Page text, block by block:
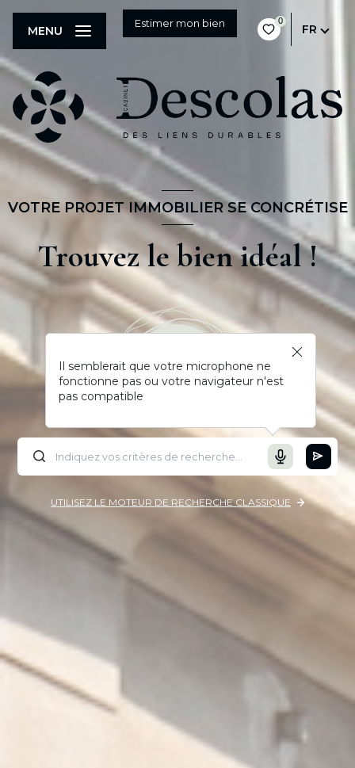
Estimer mon bien 0
FR
MENU
VOTRE PROJET IMMOBILIER SE CONCRÉTISE
Trouvez le bien idéal !
Il semblerait que votre microphone ne
fonctionne pas ou votre navigateur n'est
pas compatible
UTILISEZ LE MOTEUR DE RECHERCHE CLASSIQUE